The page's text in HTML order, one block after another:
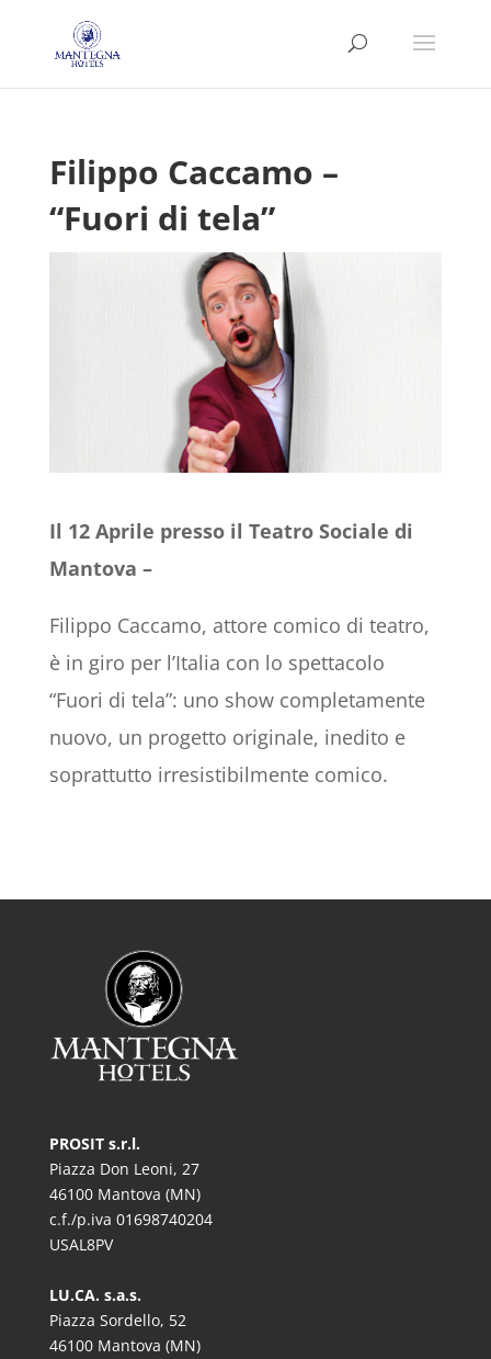
Filippo Caccamo –
“Fuori di tela”
Il 12 Aprile presso il Teatro Sociale di
Mantova –
Filippo Caccamo, attore comico di teatro,
è in giro per l’Italia con lo spettacolo
“Fuori di tela”: uno show completamente
nuovo, un progetto originale, inedito e
soprattutto irresistibilmente comico.
PROSIT s.r.l.
Piazza Don Leoni, 27
46100 Mantova (MN)
c.f./p.iva 01698740204
USAL8PV
LU.CA. s.a.s.
Piazza Sordello, 52
46100 Mantova (MN)